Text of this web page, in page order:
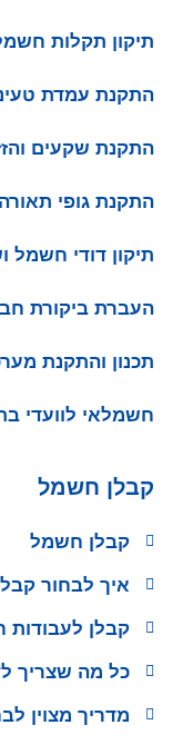
תיקון תקלות
התקנת עמדת
התקנת שקעים
התקנת גופי
תיקון דודי חשמל
העברת ביקורת
תכנון והתקנת
חשמלאי לוועדי
קבלן חשמל
קבלן חשמל
איך לבחור
קבלן לעבודות
כל מה שצריך
מדריך מצוין